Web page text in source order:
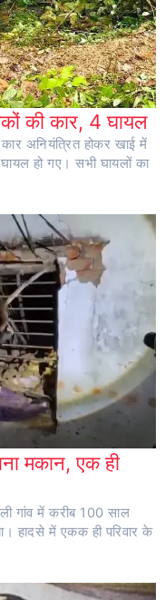
की कार, 4 घायल
अनियंत्रित होकर खाई में
घायल हो गए। सभी घायलों का
मकान, एक ही
गांव में करीब 100 साल
हादसे में एकक ही परिवार के